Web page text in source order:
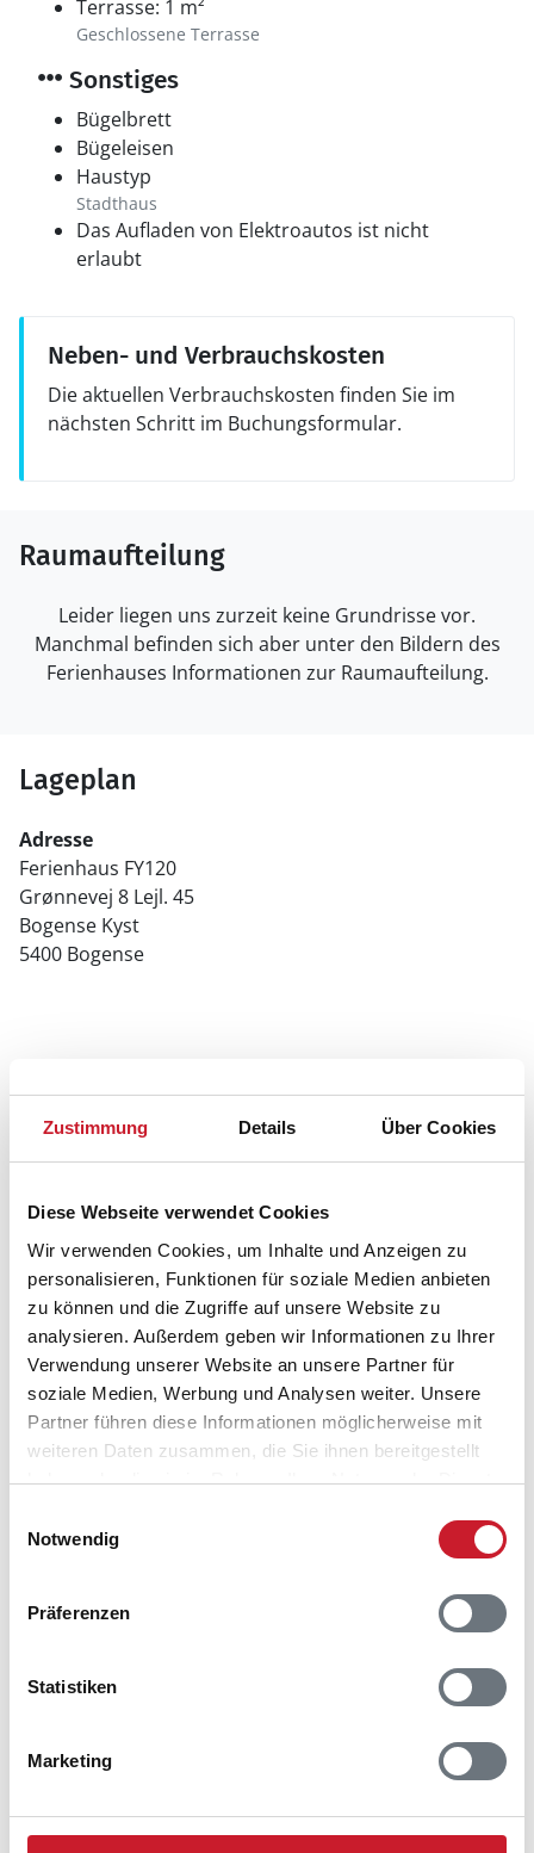
Zustimmung Details Über Cookies
Diese Webseite verwendet Cookies
Wir verwenden Cookies, um Inhalte und Anzeigen zu
personalisieren, Funktionen für soziale Medien anbieten
zu können und die Zugriffe auf unsere Website zu
analysieren. Außerdem geben wir Informationen zu Ihrer
Verwendung unserer Website an unsere Partner für
soziale Medien, Werbung und Analysen weiter. Unsere
Partner führen diese Informationen möglicherweise mit
weiteren Daten zusammen, die Sie ihnen bereitgestellt
haben oder die sie im Rahmen Ihrer Nutzung der Dienste
Notwendig
Präferenzen
Statistiken
Marketing
Terrasse: 1 m²
Geschlossene Terrasse
Sonstiges
Bügelbrett
Bügeleisen
Haustyp
Stadthaus
Das Aufladen von Elektroautos ist nicht
erlaubt
Neben- und Verbrauchskosten
Die aktuellen Verbrauchskosten finden Sie im
nächsten Schritt im Buchungsformular.
Raumaufteilung
Leider liegen uns zurzeit keine Grundrisse vor.
Manchmal befinden sich aber unter den Bildern des
Ferienhauses Informationen zur Raumaufteilung.
Lageplan
Adresse
Ferienhaus FY120
Grønnevej 8 Lejl. 45
Bogense Kyst
5400 Bogense
Reisedauer auswählen
Sie bekommen Verfügbarkeit und Preis angezeigt
Reisezeitraumes auch Änderungen bei der